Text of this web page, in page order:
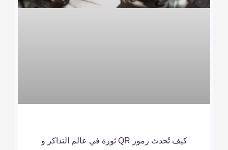
كيف تُحدث رموز QR ثورة في عالم التذاكر و